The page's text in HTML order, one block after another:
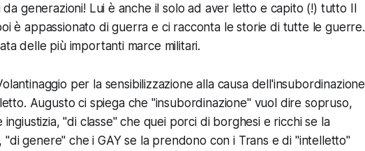
da generazioni! Lui è anche il solo ad aver letto e capito (!) tutto Il
è appassionato di guerra e ci racconta le storie di tutte le guerre.
delle più importanti marce militari.
per la sensibilizzazione alla causa dell'insubordinazione
. Augusto ci spiega che "insubordinazione" vuol dire sopruso,
"di classe" che quei porci di borghesi e ricchi se la
"di genere" che i GAY se la prendono con i Trans e di "intelletto"